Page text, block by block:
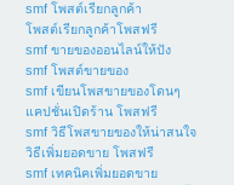
smf โพสต์เรียกลูกค้า
โพสต์เรียกลูกค้าโพสฟรี
smf ขายของออนไลน์ให้ปัง
smf โพสต์ขายของ
smf เขียนโพสขายของโดนๆ
แคปชั่นเปิดร้าน โพสฟรี
smf วิธีโพสขายของให้น่าสนใจ
วิธีเพิ่มยอดขาย โพสฟรี
smf เทคนิคเพิ่มยอดขาย